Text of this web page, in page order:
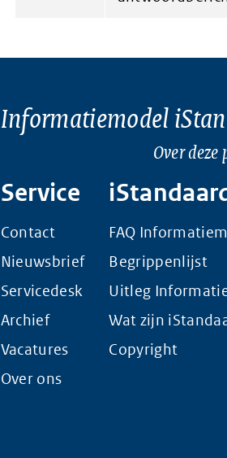
Informatiemodel
Over
Service
Contact
Nieuwsbrief
Servicedesk
Archief
Vacatures
Over ons
FAQ
Begrippenlijst
Uitleg
Wat zijn
Copyright